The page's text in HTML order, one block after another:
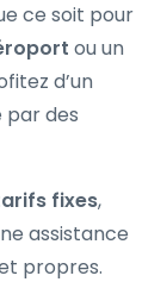
ce soit pour
ou un
d’un
des
fixes,
assistance
propres.